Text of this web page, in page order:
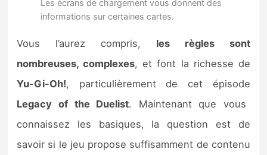
Les écrans de chargement vous donnent des
informations sur certaines cartes.
Vous l’aurez compris, les règles sont
nombreuses, complexes, et font la richesse de
Yu-Gi-Oh!, particulièrement de cet épisode
Legacy of the Duelist. Maintenant que vous
connaissez les basiques, la question est de
savoir si le jeu propose suffisamment de contenu